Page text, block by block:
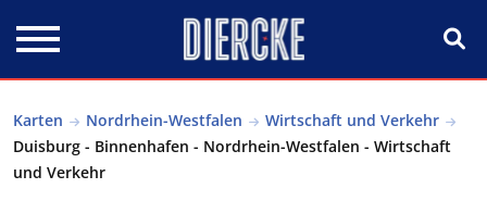
Karten Nordrhein-Westfalen
Wirtschaft und Verkehr
Duisburg - Binnenhafen - Nordrhein-Westfalen - Wirtschaft
und Verkehr